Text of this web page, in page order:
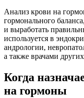
Анализ крови на
гормонального
и выработать
используется в
андрологии,
а также врачами
Когда
на гормоны